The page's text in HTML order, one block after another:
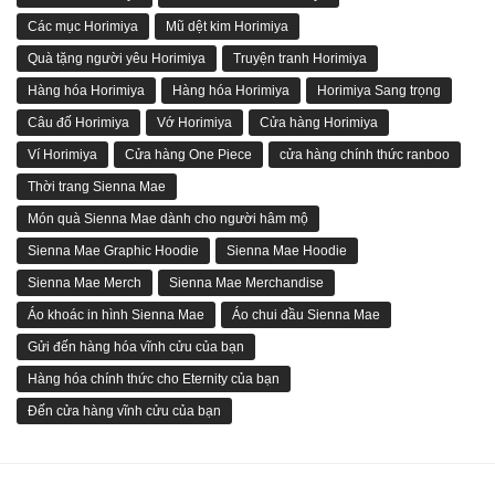
Các mục Horimiya Mũ dệt kim Horimiya
Quà tặng người yêu Horimiya Truyện tranh Horimiya
Hàng hóa Horimiya Hàng hóa Horimiya Horimiya Sang trọng
Câu đố Horimiya Vớ Horimiya Cửa hàng Horimiya
Ví Horimiya Cửa hàng One Piece cửa hàng chính thức ranboo
Thời trang Sienna Mae
Món quà Sienna Mae dành cho người hâm mộ
Sienna Mae Graphic Hoodie Sienna Mae Hoodie
Sienna Mae Merch Sienna Mae Merchandise
Áo khoác in hình Sienna Mae Áo chui đầu Sienna Mae
Gửi đến hàng hóa vĩnh cửu của bạn
Hàng hóa chính thức cho Eternity của bạn
Đến cửa hàng vĩnh cửu của bạn